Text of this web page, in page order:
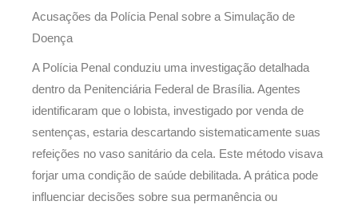
Acusações da Polícia Penal sobre a Simulação de
Doença
A Polícia Penal conduziu uma investigação detalhada
dentro da Penitenciária Federal de Brasília. Agentes
identificaram que o lobista, investigado por venda de
sentenças, estaria descartando sistematicamente suas
refeições no vaso sanitário da cela. Este método visava
forjar uma condição de saúde debilitada. A prática pode
influenciar decisões sobre sua permanência ou